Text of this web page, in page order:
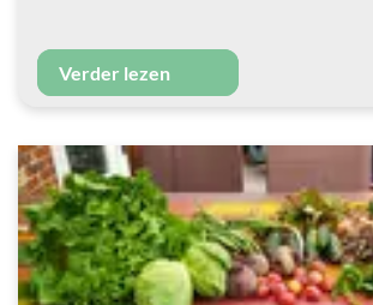
Verder lezen